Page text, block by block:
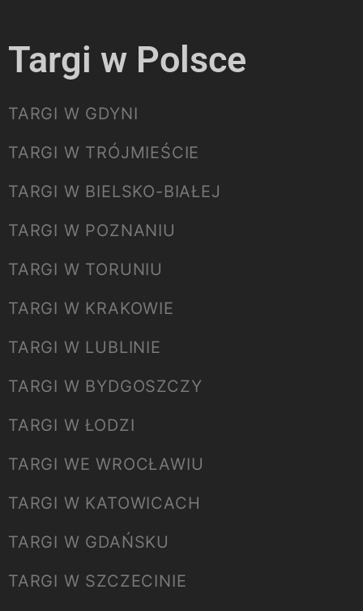
Targi w Polsce
TARGI W GDYNI
TARGI W TRÓJMIEŚCIE
TARGI W BIELSKO-BIAŁEJ
TARGI W POZNANIU
TARGI W TORUNIU
TARGI W KRAKOWIE
TARGI W LUBLINIE
TARGI W BYDGOSZCZY
TARGI W ŁODZI
TARGI WE WROCŁAWIU
TARGI W KATOWICACH
TARGI W GDAŃSKU
TARGI W SZCZECINIE